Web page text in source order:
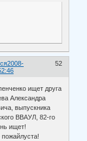
52
2008-
ищет друга
Александра
выпускника
ВВАУЛ, 82-го
ищет!